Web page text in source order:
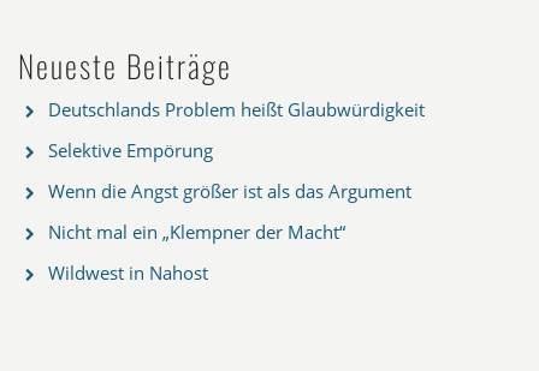
Neueste Beiträge
Deutschlands Problem heißt Glaubwürdigkeit
Selektive Empörung
Wenn die Angst größer ist als das Argument
Nicht mal ein „Klempner der Macht“
Wildwest in Nahost